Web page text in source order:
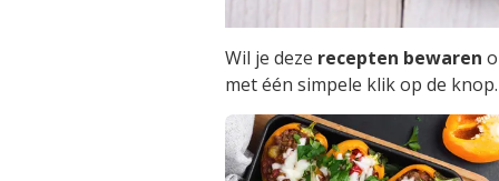
Wil je deze recepten bewaren
met één simpele klik op de knop.